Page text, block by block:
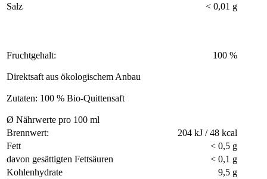
Salz
< 0,01 g
Fruchtgehalt: 100 %
Direktsaft aus ökologischem Anbau
Zutaten: 100 % Bio-Quittensaft
Ø Nährwerte pro 100 ml
Brennwert:
204 kJ / 48 kcal
Fett
< 0,5 g
davon gesättigten Fettsäuren
< 0,1 g
Kohlenhydrate
9,5 g